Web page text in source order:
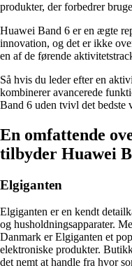
produkter, der forbedrer
Huawei Band 6 er en ægte
innovation, og det er ikke
en af ​​de førende
Så hvis du leder efter en
kombinerer avancerede
Band 6 uden tvivl det bedste
En omfattende
tilbyder Huawei
Elgiganten
Elgiganten er en kendt
og husholdningsapparater.
Danmark er Elgiganten et
elektroniske produkter.
det nemt at handle fra hvor